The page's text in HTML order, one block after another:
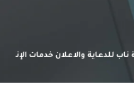
للدعاية والاعلان خدمات